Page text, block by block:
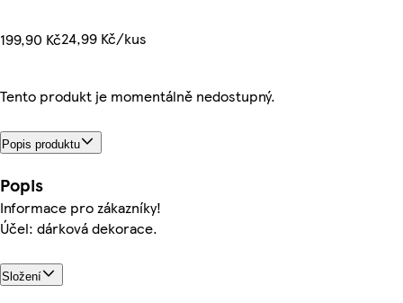
199,90 Kč24,99 Kč/kus
Tento produkt je momentálně nedostupný.
Popis produktu
Popis
Informace pro zákazníky!
Účel: dárková dekorace.
Složení